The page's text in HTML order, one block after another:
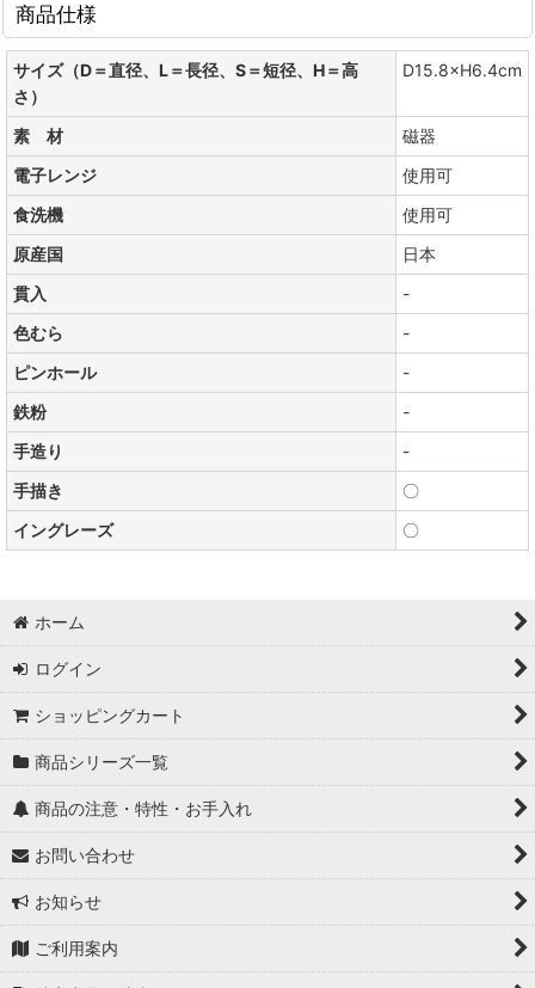
商品仕様
サイズ（D＝直径、L＝長径、S＝短径、H＝高
さ）
D15.8×H6.4cm
素 材
磁器
電子レンジ
使用可
食洗機
使用可
原産国
日本
貫入
-
色むら
-
ピンホール
-
鉄粉
-
手造り
-
手描き
〇
イングレーズ
〇
ホーム
ログイン
ショッピングカート
商品シリーズ一覧
商品の注意・特性・お手入れ
お問い合わせ
お知らせ
ご利用案内